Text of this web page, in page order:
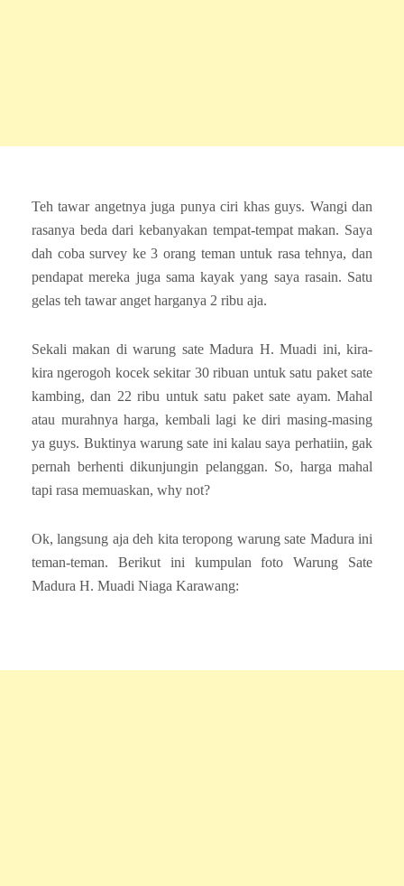
Teh tawar angetnya juga punya ciri khas guys. Wangi dan
rasanya beda dari kebanyakan tempat-tempat makan. Saya
dah coba survey ke 3 orang teman untuk rasa tehnya, dan
pendapat mereka juga sama kayak yang saya rasain. Satu
gelas teh tawar anget harganya 2 ribu aja.
Sekali makan di warung sate Madura H. Muadi ini, kira-
kira ngerogoh kocek sekitar 30 ribuan untuk satu paket sate
kambing, dan 22 ribu untuk satu paket sate ayam. Mahal
atau murahnya harga, kembali lagi ke diri masing-masing
ya guys. Buktinya warung sate ini kalau saya perhatiin, gak
pernah berhenti dikunjungin pelanggan. So, harga mahal
tapi rasa memuaskan, why not?
Ok, langsung aja deh kita teropong warung sate Madura ini
teman-teman. Berikut ini kumpulan foto Warung Sate
Madura H. Muadi Niaga Karawang: